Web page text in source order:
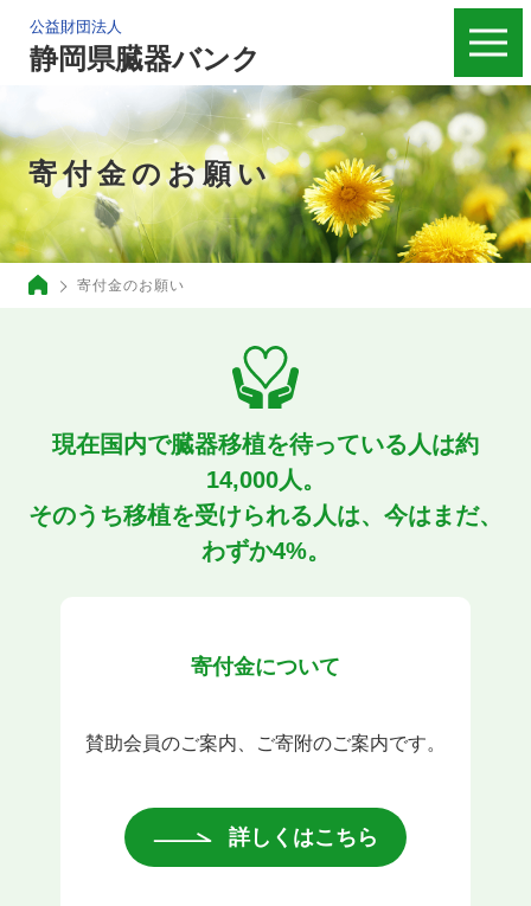
公益財団法人
静岡県臓器バンク
寄付金のお願い
寄付金のお願い
現在国内で臓器移植を待っている人は約
14,000人。
そのうち移植を受けられる人は、今はまだ、
わずか4%。
寄付金について
賛助会員のご案内、ご寄附のご案内です。
詳しくはこちら